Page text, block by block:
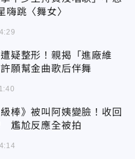
跳〈舞女〉
疑整形！親揭「進廠維
願幫金曲歌后伴舞
棒》被叫阿姨變臉！收回
尷尬反應全被拍